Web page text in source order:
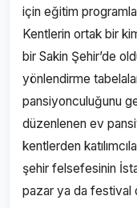
için eğitim
Kentlerin ortak bir
bir Sakin Şehir’de
yönlendirme
pansiyonculuğunu
düzenlenen ev
kentlerden
şehir felsefesinin
pazar ya da festival